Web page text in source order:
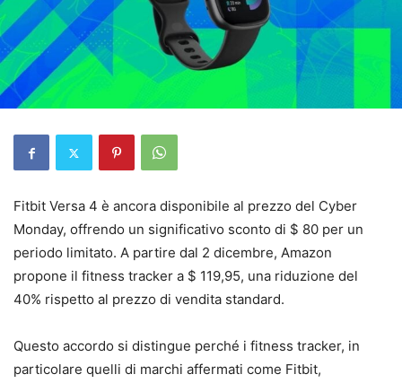
Fitbit Versa 4 è ancora disponibile al prezzo del Cyber
Monday, offrendo un significativo sconto di $ 80 per un
periodo limitato. A partire dal 2 dicembre, Amazon
propone il fitness tracker a $ 119,95, una riduzione del
40% rispetto al prezzo di vendita standard.
Questo accordo si distingue perché i fitness tracker, in
particolare quelli di marchi affermati come Fitbit,